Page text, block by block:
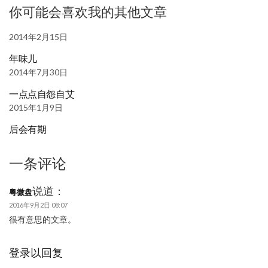
你可能会喜欢我的其他文章
2014年2月15日
年味儿
2014年7月30日
一点点自怨自艾
2015年1月9日
后会有期
一条评论
粤微盘说道：
2016年9月2日 08:07
很有意思的文章。
登录以回复